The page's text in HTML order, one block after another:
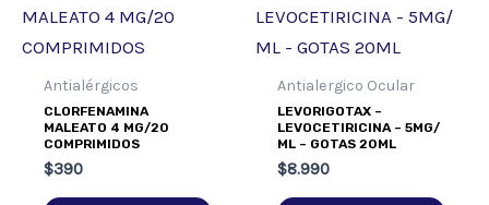
Antialérgicos
CLORFENAMINA
MALEATO 4 MG/20
COMPRIMIDOS
$390
Antialergico Ocular
LEVORIGOTAX –
LEVOCETIRICINA – 5MG/
ML – GOTAS 20ML
$8.990